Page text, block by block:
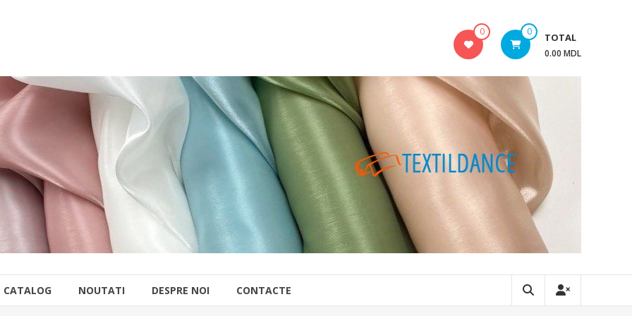
0 0 TOTAL
0.00 MDL
CATALOG NOUTATI DESPRE NOI CONTACTE